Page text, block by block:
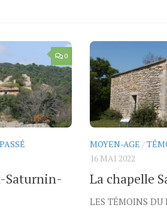
0
Saturnin-
MOYEN-AGE /
16 MAI 2022
La chapelle
LES TÉMOINS DU